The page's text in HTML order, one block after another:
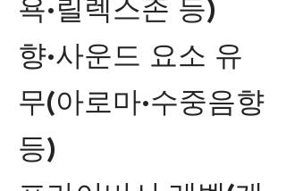
욕·릴렉스존 등)
향·사운드 요소 유
무(아로마·수중음향
등)